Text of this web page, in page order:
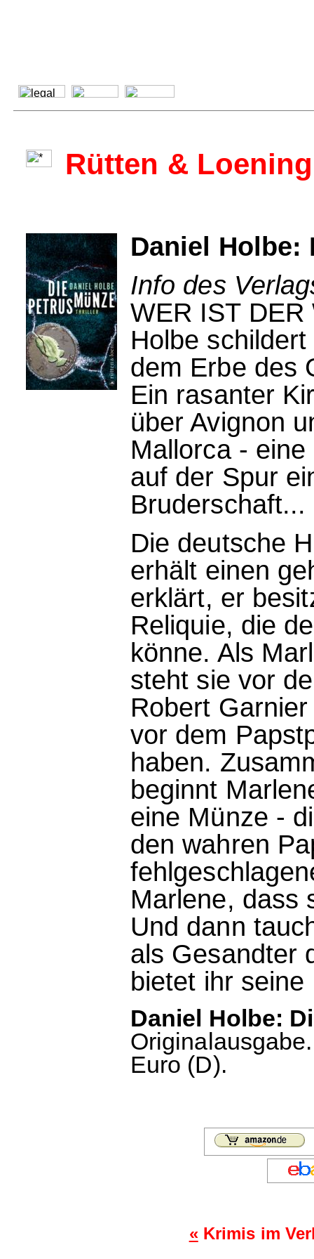
Rütten & Loening
Daniel Holbe:
Info des
WER IST DER
Holbe
dem Erbe des
Ein rasanter
über Avignon
Mallorca -
auf der Spur
Bruderschaft...
Die deutsche
erhält einen
erklärt, er
Reliquie, die
könne. Als
steht sie vor
Robert
vor dem
haben.
beginnt
eine Münze -
den wahren
Marlene, dass
Und dann
als Gesandter
bietet ihr seine
Daniel Holbe:
Euro (D).
«Krimis im